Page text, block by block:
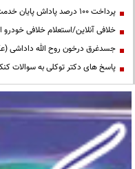
پرداخت ۱۰۰ درصد پاداش پایان خدمت فرهنگیان
خلافی آنلاین/استعلام خلافی خودرو
جسدغرق درخون روح الله داداشی
پاسخ های دکتر توکلی به سوالات